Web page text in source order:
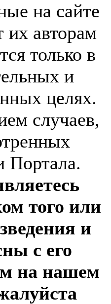
на сайте
их авторам
только в
и
целях.
случаев,
Портала.
того или
и
с его
на нашем